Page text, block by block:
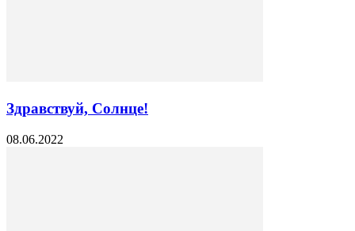
Здравствуй, Солнце!
08.06.2022